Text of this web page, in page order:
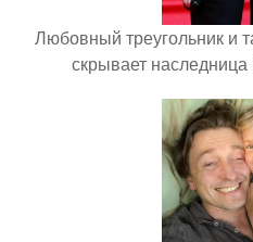
Любовный треугольник и
скрывает